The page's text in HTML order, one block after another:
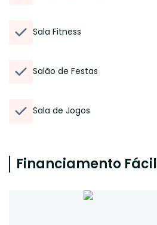
Sala Fitness
Salão de Festas
Sala de Jogos
Financiamento Fácil